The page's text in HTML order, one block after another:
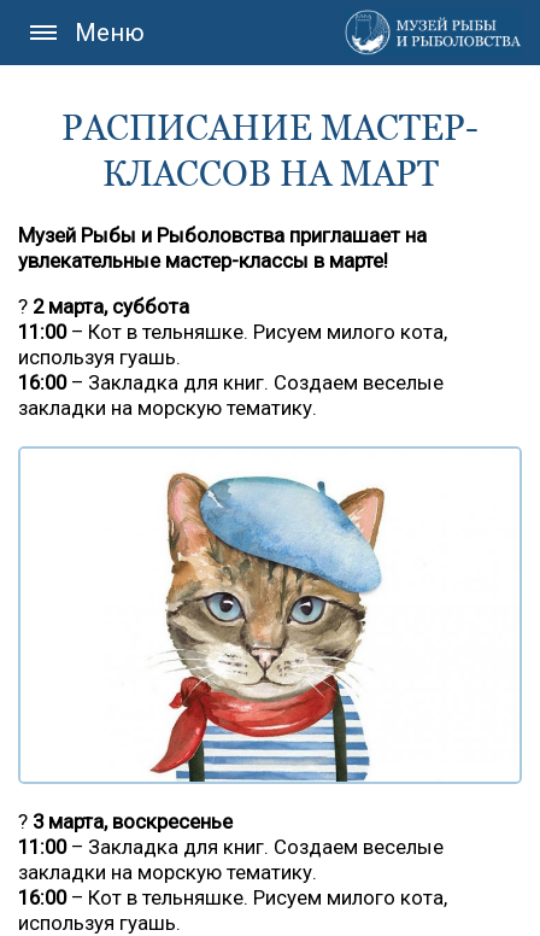
Меню
РАСПИСАНИЕ МАСТЕР-
КЛАССОВ НА МАРТ
Музей Рыбы и Рыболовства приглашает на
увлекательные мастер-классы в марте!
? 2 марта, суббота
11:00– Кот в тельняшке. Рисуем милого кота,
используя гуашь.
16:00– Закладка для книг. Создаем веселые
закладки на морскую тематику.
? 3 марта, воскресенье
11:00– Закладка для книг. Создаем веселые
закладки на морскую тематику.
16:00– Кот в тельняшке. Рисуем милого кота,
используя гуашь.